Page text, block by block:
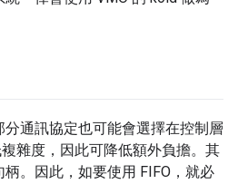
通訊協定也可能會選擇在控制層
雜度，因此可降低額外負擔。其
。因此，如要使用 FIFO，就必